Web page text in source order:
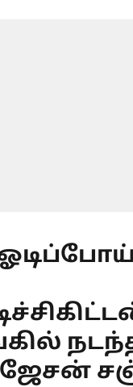
ஓடிப்போய்
ஜேசன்